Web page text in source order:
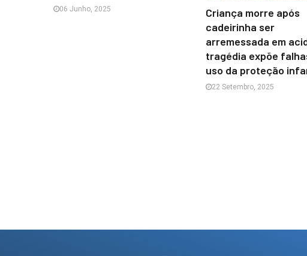
06 Junho, 2025
Criança morre após
cadeirinha ser
arremessada em
tragédia expõe
uso da proteção
22 Setembro, 2025